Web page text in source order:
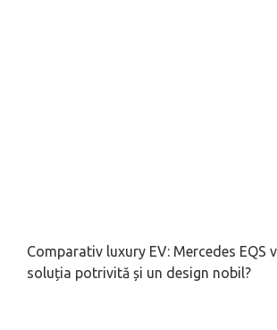
Comparativ luxury EV: Mercedes EQS
soluția potrivită și un design nobil?